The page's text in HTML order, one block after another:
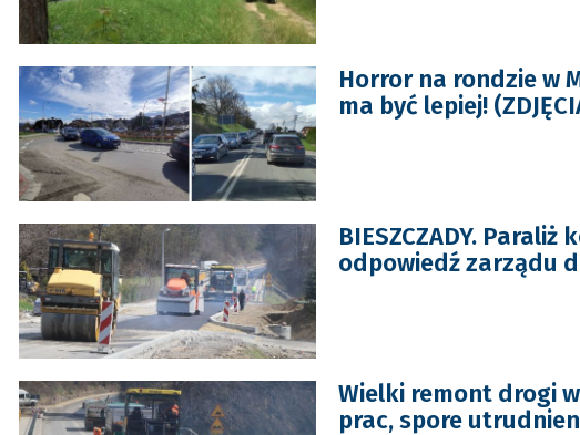
Horror na rondzie w
ma być lepiej!
BIESZCZADY.
odpowiedź zarządu
Wielki remont drogi
prac, spore